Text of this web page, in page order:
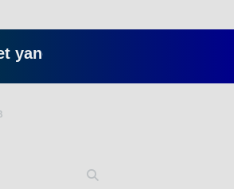
lambat gitu gitu aja dah